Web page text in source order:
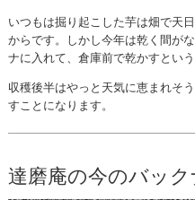
いつもは掘り起こした芋は畑で天
からです。しかし今年は乾く間が
ナに入れて、倉庫前で乾かすという
収穫後半はやっと天気に恵まれそ
すことになります。
達磨庵の今のバッ